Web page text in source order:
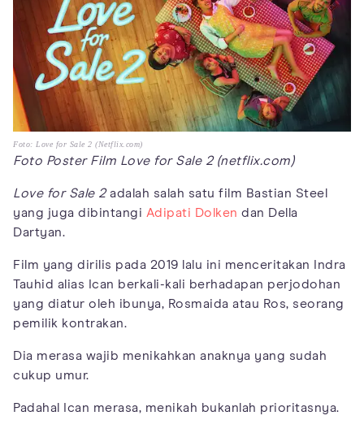
Foto: Love for Sale 2 (Netflix.com)
Foto Poster Film Love for Sale 2 (netflix.com)
Love for Sale 2adalah salah satu film Bastian Steel
yang juga dibintangi Adipati Dolken dan Della
Dartyan.
Film yang dirilis pada 2019 lalu ini menceritakan Indra
Tauhid alias Ican berkali-kali berhadapan perjodohan
yang diatur oleh ibunya, Rosmaida atau Ros, seorang
pemilik kontrakan.
Dia merasa wajib menikahkan anaknya yang sudah
cukup umur.
Padahal Ican merasa, menikah bukanlah prioritasnya.